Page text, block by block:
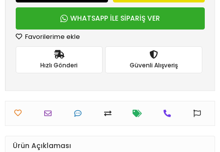
WHATSAPP İLE SİPARİŞ VER
Favorilerime ekle
Hızlı Gönderi Güvenli Alışveriş
Ürün Açıklaması